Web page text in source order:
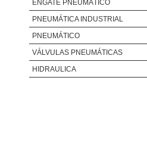
ENGATE PNEUMÁTICO
PNEUMÁTICA INDUSTRIAL
PNEUMÁTICO
VÁLVULAS PNEUMÁTICAS
HIDRAULICA